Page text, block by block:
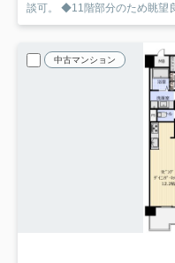
談可。 ◆11階部分のため眺望
中古マンション